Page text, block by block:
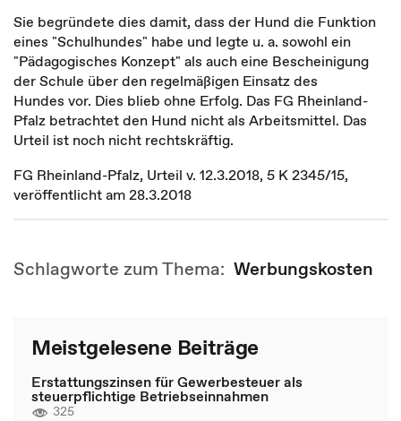
Sie begründete dies damit, dass der Hund die Funktion
eines "Schulhundes" habe und legte u. a. sowohl ein
"Pädagogisches Konzept" als auch eine Bescheinigung
der Schule über den regelmäßigen Einsatz des
Hundes vor. Dies blieb ohne Erfolg. Das FG Rheinland-
Pfalz betrachtet den Hund nicht als Arbeitsmittel. Das
Urteil ist noch nicht rechtskräftig.
FG Rheinland-Pfalz, Urteil v. 12.3.2018, 5 K 2345/15,
veröffentlicht am 28.3.2018
Schlagworte zum Thema: Werbungskosten
Meistgelesene Beiträge
Erstattungszinsen für Gewerbesteuer als
steuerpflichtige Betriebseinnahmen
325